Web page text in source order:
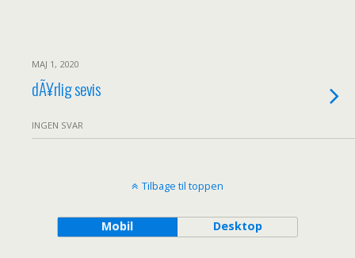
MAJ 1, 2020
dÃ¥rlig sevis
INGEN SVAR
Tilbage til toppen
Mobil Desktop